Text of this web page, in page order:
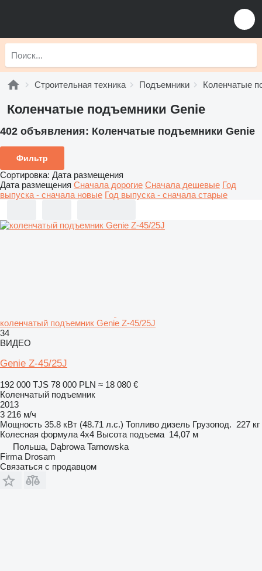
Строительная техника Подъемники Коленчатые
Коленчатые подъемники Genie
402 объявления: Коленчатые подъемники Genie
Фильтр
Сортировка: Дата размещения
Дата размещения Сначала дорогие Сначала дешевые Год
выпуска - сначала новые Год выпуска - сначала старые
коленчатый подъемник Genie Z-45/25J
34
ВИДЕО
Genie Z-45/25J
192 000 TJS 78 000 PLN ≈ 18 080 €
Коленчатый подъемник
2013
3 216 м/ч
Мощность 35.8 кВт (48.71 л.с.) Топливо дизель Грузопод. 227 кг
Колесная формула 4x4 Высота подъема 14,07 м
Польша, Dąbrowa Tarnowska
Firma Drosam
Связаться с продавцом